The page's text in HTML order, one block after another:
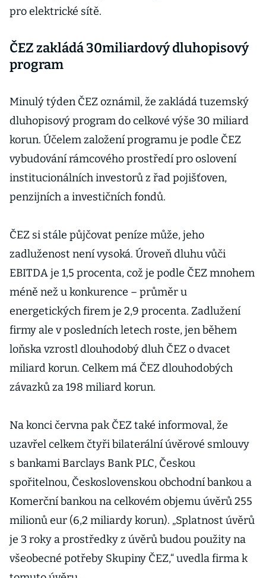
pro elektrické sítě.
ČEZ zakládá 30miliardový dluhopisový
program
Minulý týden ČEZ oznámil, že zakládá tuzemský
dluhopisový program do celkové výše 30 miliard
korun. Účelem založení programu je podle ČEZ
vybudování rámcového prostředí pro oslovení
institucionálních investorů z řad pojišťoven,
penzijních a investičních fondů.
ČEZ si stále půjčovat peníze může, jeho
zadluženost není vysoká. Úroveň dluhu vůči
EBITDA je 1,5 procenta, což je podle ČEZ mnohem
méně než u konkurence – průměr u
energetických firem je 2,9 procenta. Zadlužení
firmy ale v posledních letech roste, jen během
loňska vzrostl dlouhodobý dluh ČEZ o dvacet
miliard korun. Celkem má ČEZ dlouhodobých
závazků za 198 miliard korun.
Na konci června pak ČEZ také informoval, že
uzavřel celkem čtyři bilaterální úvěrové smlouvy
s bankami Barclays Bank PLC, Českou
spořitelnou, Československou obchodní bankou a
Komerční bankou na celkovém objemu úvěrů 255
milionů eur (6,2 miliardy korun). „Splatnost úvěrů
je 3 roky a prostředky z úvěrů budou použity na
všeobecné potřeby Skupiny ČEZ,“ uvedla firma k